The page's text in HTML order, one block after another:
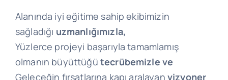
Alanında iyi eğitime sahip ekibimizin
sağladığı uzmanlığımızla,
Yüzlerce projeyi başarıyla tamamlamış
olmanın büyüttüğü tecrübemizle ve
Geleceğin fırsatlarına kapı aralayan vizyoner